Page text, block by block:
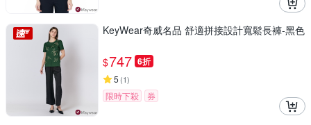
KeyWear奇威名品 舒適拼接設計寬鬆長褲-黑色
$747 6折
5 (1)
限時下殺 券